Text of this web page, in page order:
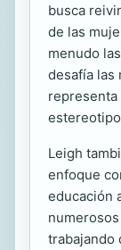
busca
de las
menudo
desafía las
Leigh
enfoque
educación
trabajando